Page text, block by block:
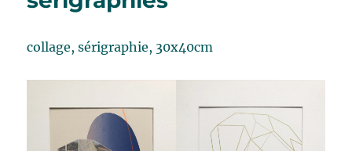
collage, sérigraphie, 30x40cm